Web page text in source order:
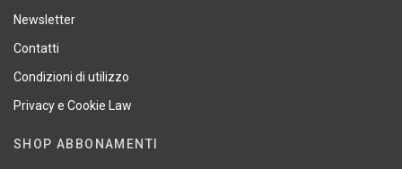
Newsletter
Contatti
Condizioni di utilizzo
Privacy e Cookie Law
SHOP ABBONAMENTI